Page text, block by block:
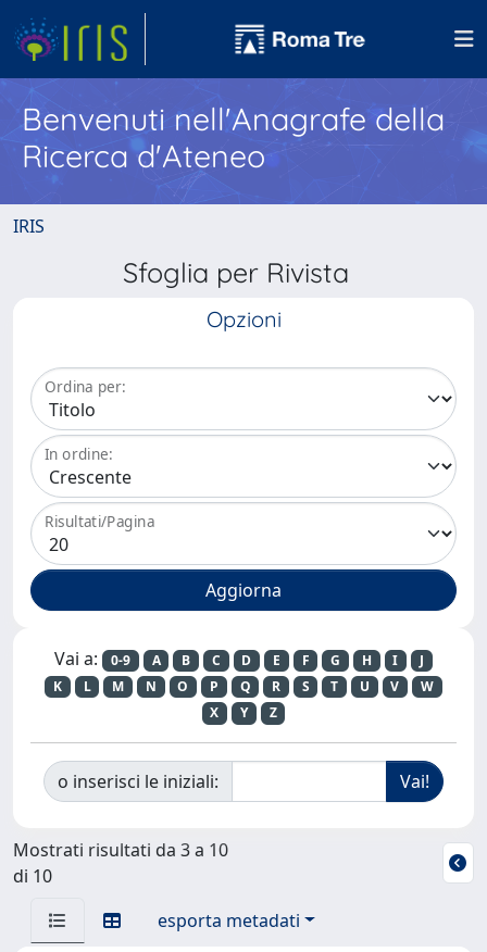
Benvenuti nell'Anagrafe della
Ricerca d'Ateneo
IRIS
Sfoglia per Rivista
Opzioni
Ordina per:
In ordine:
Risultati/Pagina
Vai a: 0-9 A B C D E F G H I
J
K
L M N O P Q R S T U V
W
X
Y Z
o inserisci le iniziali:
Mostrati risultati da 3 a 10
di 10
esporta metadati